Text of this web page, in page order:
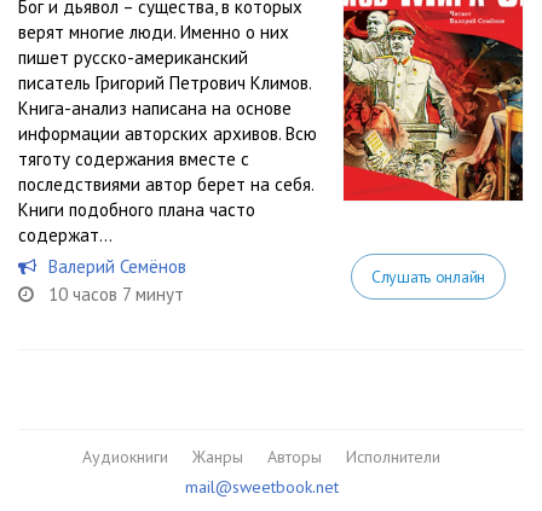
Бог и дьявол – существа, в которых
верят многие люди. Именно о них
пишет русско-американский
писатель Григорий Петрович Климов.
Книга-анализ написана на основе
информации авторских архивов. Всю
тяготу содержания вместе с
последствиями автор берет на себя.
Книги подобного плана часто
содержат...
Валерий Семёнов
10 часов 7 минут
Слушать онлайн
Аудиокниги Жанры Авторы
Исполнители
mail@sweetbook.net